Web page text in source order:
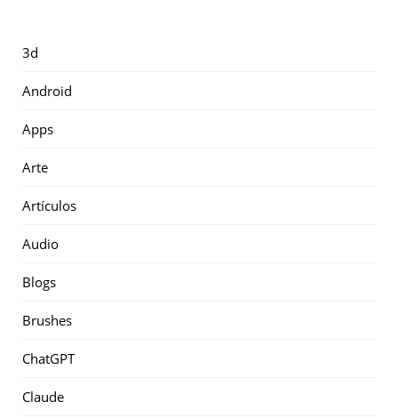
3d
Android
Apps
Arte
Artículos
Audio
Blogs
Brushes
ChatGPT
Claude